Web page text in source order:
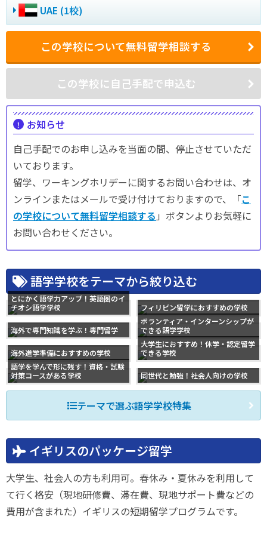
UAE (1校)
この学校について無料留学相談する
この学校に自己手配で申込む
お知らせ
自己手配でのお申し込みを当面の間、停止させていただ
いております。
留学、ワーキングホリデーに関するお問い合わせは、オ
ンラインまたはメールで受け付けておりますので、「こ
の学校について無料留学相談する 」ボタンよりお気軽に
お問い合わせください。
語学学校をテーマから絞り込む
とにかく語学力アップ！英語圏のイ
チオシ語学学校
フィリピン留学におすすめの学校
海外で専門知識を学ぶ！専門留学
ボランティア・インターンシップが
できる語学学校
海外進学準備におすすめの学校
大学生におすすめ！休学・認定留学
できる学校
語学を学んで形に残す！資格・試験
対策コースがある学校
同世代と勉強！社会人向けの学校
テーマで選ぶ語学学校特集
イギリスのパッケージ留学
大学生、社会人の方も利用可。春休み・夏休みを利用して
て行く格安（現地研修費、滞在費、現地サポート費などの
費用が含まれた）イギリスの短期留学プログラムです。